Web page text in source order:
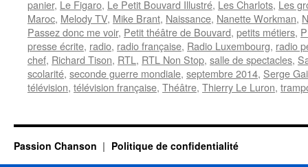
panier, Le Figaro, Le Petit Bouvard Illustré, Les Charlots, Les
Maroc, Melody TV, Mike Brant, Naissance, Nanette Workman,
Passez donc me voir, Petit théâtre de Bouvard, petits métiers,
presse écrite, radio, radio française, Radio Luxembourg, radio
chef, Richard Tison, RTL , RTL Non Stop, salle de spectacles,
scolarité, seconde guerre mondiale, septembre 2014, Serge
télévision, télévision française, Théâtre, Thierry Le Luron,
Passion Chanson Politique de confidentialité